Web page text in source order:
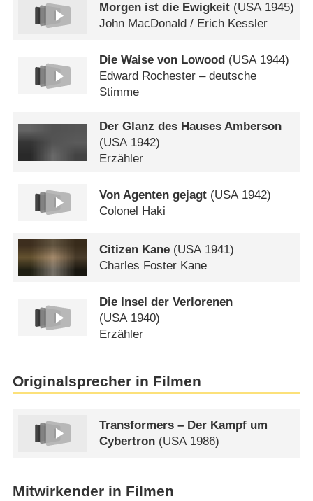
Morgen ist die Ewigkeit (USA1945)
John MacDonald /​ Erich Kessler
Die Waise von Lowood (USA1944)
Edward Rochester – deutsche
Stimme
Der Glanz des Hauses Amberson
(USA 1942)
Erzähler
Von Agenten gejagt (USA 1942)
Colonel Haki
Citizen Kane (USA 1941)
Charles Foster Kane
Die Insel der Verlorenen
(USA 1940)
Erzähler
Originalsprecher in Filmen
Transformers – Der Kampf um
Cybertron (USA1986)
Mitwirkender in Filmen